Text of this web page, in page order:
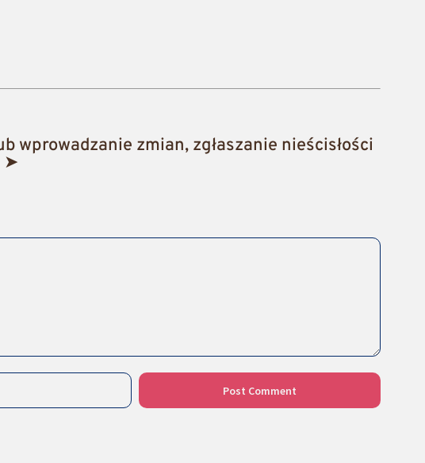
wprowadzanie zmian, zgłaszanie nieścisłości
➤